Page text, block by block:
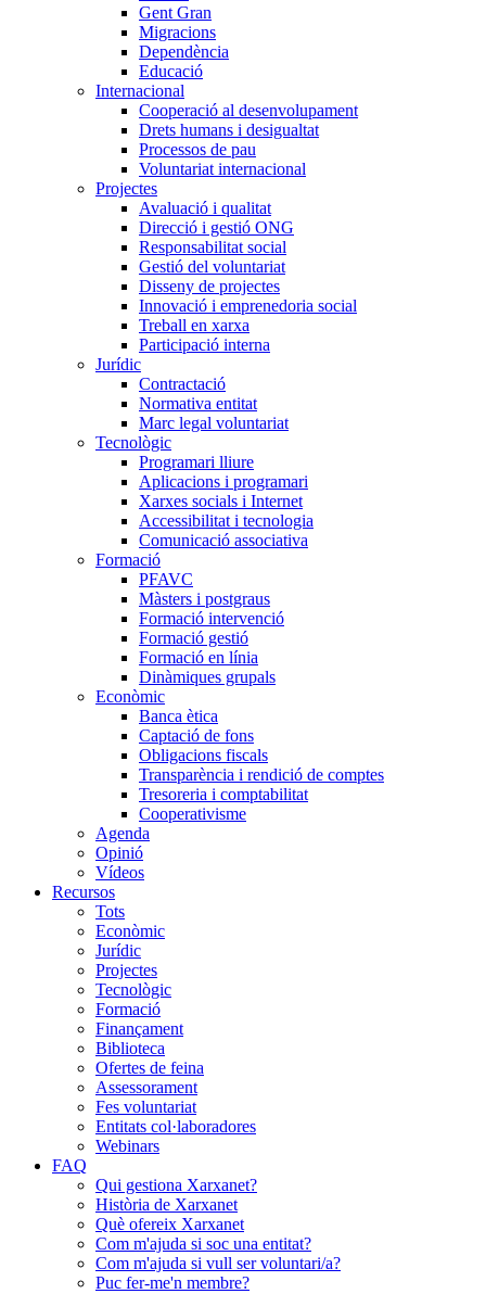
Gent Gran
Migracions
Dependència
Educació
Internacional
Cooperació al desenvolupament
Drets humans i desigualtat
Processos de pau
Voluntariat internacional
Projectes
Avaluació i qualitat
Direcció i gestió ONG
Responsabilitat social
Gestió del voluntariat
Disseny de projectes
Innovació i emprenedoria social
Treball en xarxa
Participació interna
Jurídic
Contractació
Normativa entitat
Marc legal voluntariat
Tecnològic
Programari lliure
Aplicacions i programari
Xarxes socials i Internet
Accessibilitat i tecnologia
Comunicació associativa
Formació
PFAVC
Màsters i postgraus
Formació intervenció
Formació gestió
Formació en línia
Dinàmiques grupals
Econòmic
Banca ètica
Captació de fons
Obligacions fiscals
Transparència i rendició de comptes
Tresoreria i comptabilitat
Cooperativisme
Agenda
Opinió
Vídeos
Recursos
Tots
Econòmic
Jurídic
Projectes
Tecnològic
Formació
Finançament
Biblioteca
Ofertes de feina
Assessorament
Fes voluntariat
Entitats col·laboradores
Webinars
FAQ
Qui gestiona Xarxanet?
Història de Xarxanet
Què ofereix Xarxanet
Com m'ajuda si soc una entitat?
Com m'ajuda si vull ser voluntari/a?
Puc fer-me'n membre?